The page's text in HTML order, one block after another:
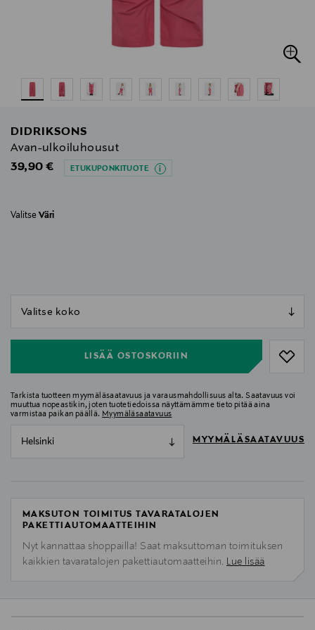
DIDRIKSONS
Avan-ulkoiluhousut
Original Price
39,90 € ETUKUPONKITUOTE
Valitse Väri
LISÄÄ OSTOSKORIIN
Tarkista tuotteen myymäläsaatavuus ja varausmahdollisuus alta. Saatavuus voi
muuttua nopeastikin, joten tuotetiedoissa näyttämämme tieto pitää aina
varmistaa paikan päällä. Myymäläsaatavuus
Helsinki MYYMÄLÄSAATAVUUS
MAKSUTON TOIMITUS TAVARATALOJEN
PAKETTIAUTOMAATTEIHIN
Nyt kannattaa shoppailla! Saat maksuttoman toimituksen
kaikkien tavaratalojen pakettiautomaatteihin. Lue lisää